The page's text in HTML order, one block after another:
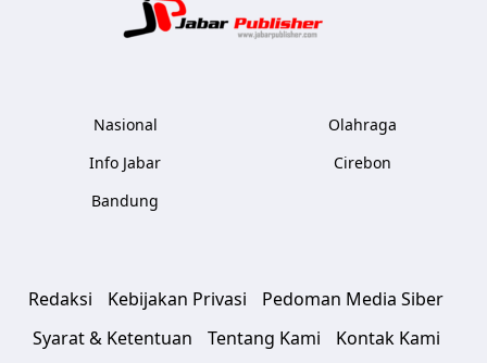
Nasional
Info Jabar
Bandung
Olahraga
Cirebon
Redaksi Kebijakan Privasi
Pedoman Media Siber
Syarat & Ketentuan
Tentang Kami Kontak Kami